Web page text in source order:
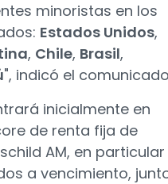
minoristas en los
Estados Unidos,
, Chile, Brasil,
", indicó el
inicialmente en
de renta fija de
AM, en particular
a vencimiento,